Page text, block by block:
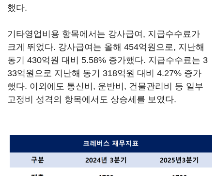
했다.
기타영업비용 항목에서는 강사급여, 지급수수료가
크게 뛰었다. 강사급여는 올해 454억원으로, 지난해
동기 430억원 대비 5.58% 증가했다. 지급수수료는 3
33억원으로 지난해 동기 318억원 대비 4.27% 증가
했다. 이외에도 통신비, 운반비, 건물관리비 등 일부
고정비 성격의 항목에서도 상승세를 보였다.